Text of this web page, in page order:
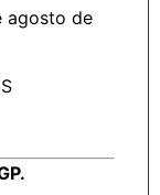
agosto de